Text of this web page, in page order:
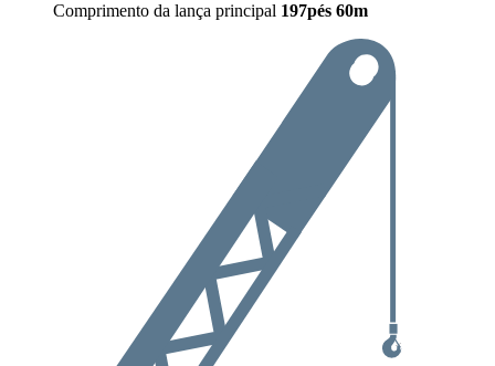
Comprimento da lança principal 197pés 60m